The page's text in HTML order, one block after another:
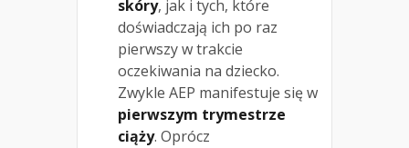
skóry, jak i tych, które
doświadczają ich po raz
pierwszy w trakcie
oczekiwania na dziecko.
Zwykle AEP manifestuje się w
pierwszym trymestrze
ciąży. Oprócz